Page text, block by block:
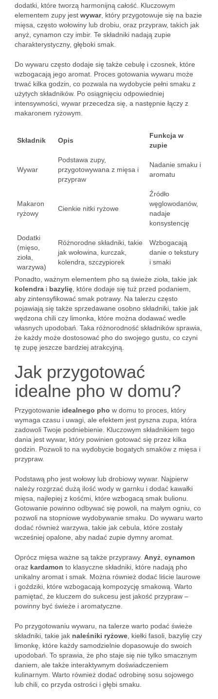
dodatki, które tworzą harmonijną całość. Kluczowym
elementem zupy jest wywar, który przygotowuje się na bazie
mięsa, często wołowiny lub drobiu, oraz przypraw, takich jak
anyż, cynamon czy imbir. Te składniki nadają zupie
charakterystyczny, głęboki smak.
Do wywaru często dodaje się także cebulę i czosnek, które
wzbogacają jego aromat. Proces gotowania wywaru może
trwać kilka godzin, co pozwala na wydobycie pełni smaku z
użytych składników. Po osiągnięciu odpowiedniej
intensywności, wywar przecedza się, a następnie łączy z
makaronem ryżowym.
Składnik Opis
Funkcja w
zupie
Wywar
Podstawa zupy,
przygotowywana z mięsa i
przypraw
Nadanie smaku i
aromatu
Makaron
ryżowy
Cienkie nitki ryżowe
Źródło
węglowodanów,
nadaje
konsystencję
Dodatki
(mięso,
zioła,
warzywa)
Różnorodne składniki, takie
jak wołowina, kurczak,
kolendra, szczypiorek
Wzbogacają
danie o tekstury
i smaki
Ponadto, ważnym elementem pho są świeże zioła, takie jak
kolendra i bazylię , które dodaje się tuż przed podaniem,
aby zintensyfikować smak potrawy. Na talerzu często
pojawiają się także sprzedawane osobno składniki, takie jak
wędzona chili czy limonka, które można dodawać wedle
własnych upodobań. Taka różnorodność składników sprawia,
że każdy może dostosować pho do swojego gustu, co czyni
tę zupę jeszcze bardziej atrakcyjną.
Jak przygotować
idealne pho w domu?
Przygotowanie idealnego pho w domu to proces, który
wymaga czasu i uwagi, ale efektem jest pyszna zupa, która
zadowoli Twoje podniebienie. Kluczowym składnikiem tego
dania jest wywar, który powinien gotować się przez kilka
godzin. Pozwoli to na wydobycie bogatych smaków z mięsa i
przypraw.
Podstawą pho jest wołowy lub drobiowy wywar. Najpierw
należy rozgrzać dużą ilość wody w garnku i dodać kawałki
mięsa, najlepiej z kośćmi, które wzbogacą smak bulionu.
Gotowanie powinno odbywać się powoli, na małym ogniu, co
pozwoli na stopniowe wydobywanie smaku. Do wywaru warto
dodać również warzywa, takie jak cebula, które zostały
wcześniej opalone, aby nadać zupie dymny aromat.
Oprócz mięsa ważne są także przyprawy. Anyż cynamon
oraz kardamon to klasyczne składniki, które nadają pho
unikalny aromat i smak. Można również dodać liście laurowe
i goździki, które wzbogacają kompozycję smakową. Warto
pamiętać, że kluczem do sukcesu jest jakość przypraw –
powinny być świeże i aromatyczne.
Po przygotowaniu wywaru, na talerze warto podać świeże
składniki, takie jak naleśniki ryżowe , kiełki fasoli, bazylię czy
limonkę, które każdy samodzielnie dopasowuje do swoich
upodobań. To sprawia, że pho staje się nie tylko smacznym
daniem, ale także interaktywnym doświadczeniem
kulinarnym. Warto również dodać odrobinę sosu sojowego
lub chili, co przyda ostrości i głębi smaku.